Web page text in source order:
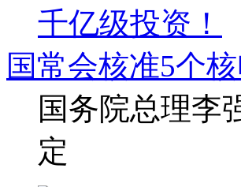
国常会核准5个
国务院总理李
定